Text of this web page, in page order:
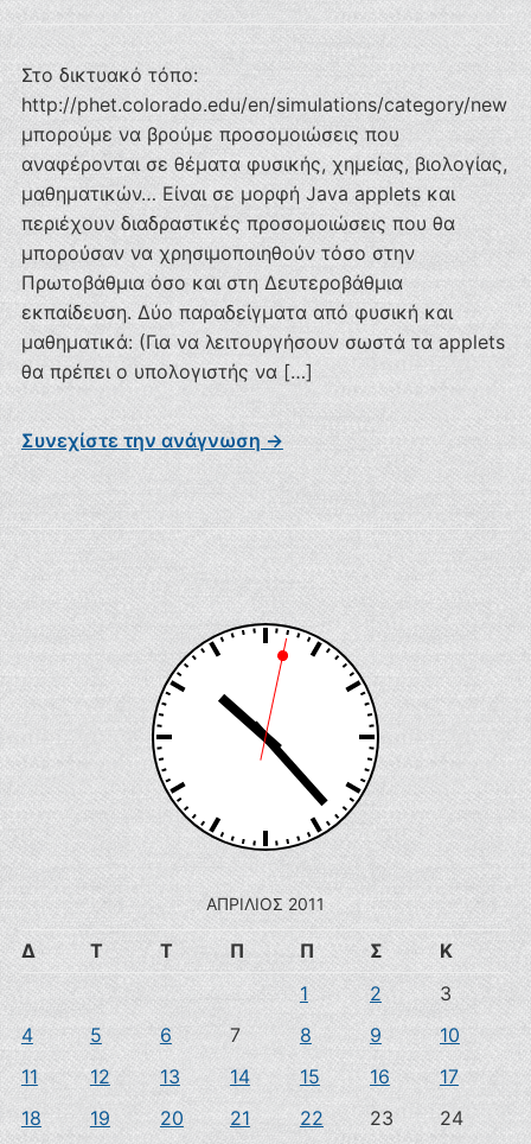
ΑΠΡΊΛΙΟΣ 2011
Δ Τ Τ Π Π Σ
Κ
1
2
3
4
5 6 7 8 9
10
11
12 13 14 15 16
17
18
19 20 21 22 23 24
Στο δικτυακό τόπο:
http://phet.colorado.edu/en/simulations/category/new
μπορούμε να βρούμε προσομοιώσεις που
αναφέρονται σε θέματα φυσικής, χημείας, βιολογίας,
μαθηματικών… Είναι σε μορφή Java applets και
περιέχουν διαδραστικές προσομοιώσεις που θα
μπορούσαν να χρησιμοποιηθούν τόσο στην
Πρωτοβάθμια όσο και στη Δευτεροβάθμια
εκπαίδευση. Δύο παραδείγματα από φυσική και
μαθηματικά: (Για να λειτουργήσουν σωστά τα applets
θα πρέπει ο υπολογιστής να […]
Συνεχίστε την ανάγνωση →